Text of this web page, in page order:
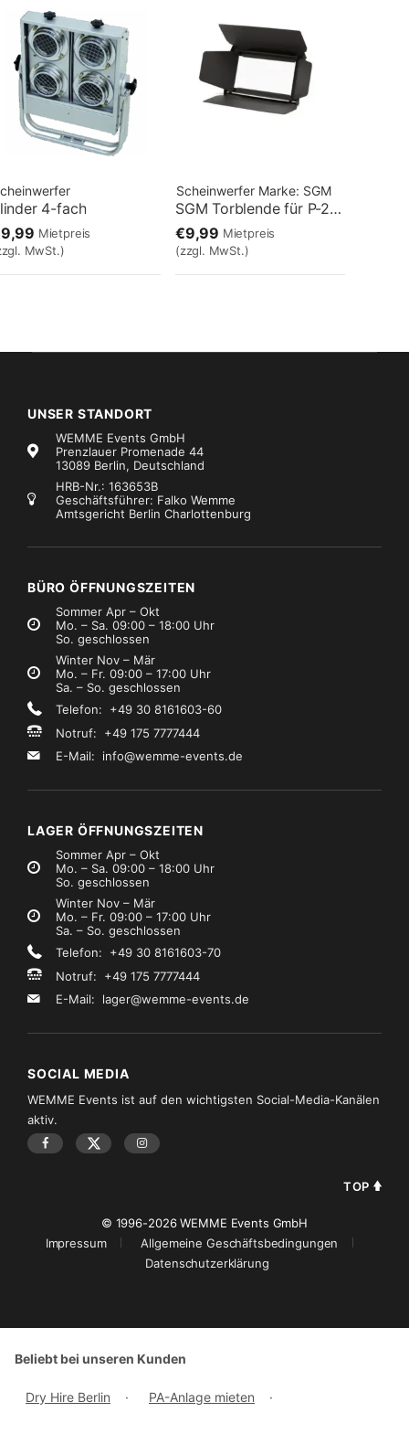
4-fach
Mietpreis
MwSt.)
Scheinwerfer Marke: SGM
SGM Torblende für P-2 & Q-2
€9,99 Mietpreis
(zzgl. MwSt.)
MwSt.)
Scheinwerfer
(zzgl. MwSt.)
UNSER STANDORT
WEMME Events GmbH
Prenzlauer Promenade 44
13089 Berlin, Deutschland
HRB-Nr.: 163653B
Geschäftsführer: Falko Wemme
Amtsgericht Berlin Charlottenburg
BÜRO ÖFFNUNGSZEITEN
Sommer Apr – Okt
Mo. – Sa. 09:00 – 18:00 Uhr
So. geschlossen
Winter Nov – Mär
Mo. – Fr. 09:00 – 17:00 Uhr
Sa. – So. geschlossen
Telefon: +49 30 8161603-60
Notruf: +49 175 7777444
E-Mail: info@wemme-events.de
LAGER ÖFFNUNGSZEITEN
Sommer Apr – Okt
Mo. – Sa. 09:00 – 18:00 Uhr
So. geschlossen
Winter Nov – Mär
Mo. – Fr. 09:00 – 17:00 Uhr
Sa. – So. geschlossen
Telefon: +49 30 8161603-70
Notruf: +49 175 7777444
E-Mail: lager@wemme-events.de
SOCIAL MEDIA
WEMME Events ist auf den wichtigsten Social-Media-Kanälen
aktiv.
© 1996-2026 WEMME Events GmbH
Impressum
Allgemeine Geschäftsbedingungen
Datenschutzerklärung
TOP
Beliebt bei unseren Kunden
Dry Hire Berlin · PA-Anlage mieten ·